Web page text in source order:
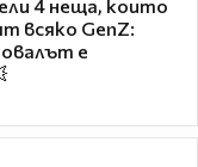
4 неща, които
всяко GenZ:
е